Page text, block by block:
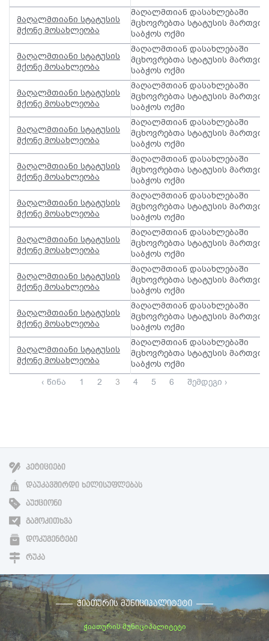
მაღალმთიანი სტატუსის
მქონე მოსახლეობა
მაღალმთიან დასახლებაში
მცხოვრებთა სტატუსის მართვის
საბჭოს ოქმი
მაღალმთიანი სტატუსის
მქონე მოსახლეობა
მაღალმთიან დასახლებაში
მცხოვრებთა სტატუსის მართვის
საბჭოს ოქმი
მაღალმთიანი სტატუსის
მქონე მოსახლეობა
მაღალმთიან დასახლებაში
მცხოვრებთა სტატუსის მართვის
საბჭოს ოქმი
მაღალმთიანი სტატუსის
მქონე მოსახლეობა
მაღალმთიან დასახლებაში
მცხოვრებთა სტატუსის მართვის
საბჭოს ოქმი
მაღალმთიანი სტატუსის
მქონე მოსახლეობა
მაღალმთიან დასახლებაში
მცხოვრებთა სტატუსის მართვის
საბჭოს ოქმი
მაღალმთიანი სტატუსის
მქონე მოსახლეობა
მაღალმთიან დასახლებაში
მცხოვრებთა სტატუსის მართვის
საბჭოს ოქმი
მაღალმთიანი სტატუსის
მქონე მოსახლეობა
მაღალმთიან დასახლებაში
მცხოვრებთა სტატუსის მართვის
საბჭოს ოქმი
მაღალმთიანი სტატუსის
მქონე მოსახლეობა
მაღალმთიან დასახლებაში
მცხოვრებთა სტატუსის მართვის
საბჭოს ოქმი
მაღალმთიანი სტატუსის
მქონე მოსახლეობა
მაღალმთიან დასახლებაში
მცხოვრებთა სტატუსის მართვის
საბჭოს ოქმი
მაღალმთიანი სტატუსის
მქონე მოსახლეობა
მაღალმთიან დასახლებაში
მცხოვრებთა სტატუსის მართვის
საბჭოს ოქმი
‹ წინა
1 2 3 4 5 6 შემდეგი ›
ᲞᲔᲢᲘᲪᲘᲔᲑᲘ
ᲓᲐᲣᲙᲐᲕᲨᲘᲠᲓᲘ ᲮᲔᲚᲘᲡᲣᲤᲚᲔᲑᲐᲡ
ᲐᲣᲥᲪᲘᲝᲜᲘ
ᲒᲐᲛᲝᲙᲘᲗᲮᲕᲐ
ᲓᲝᲙᲣᲛᲔᲜᲢᲔᲑᲘ
ᲠᲣᲙᲐ
ᲭᲘᲐᲗᲣᲠᲘᲡ ᲛᲣᲜᲘᲪᲘᲞᲐᲚᲘᲢᲔᲢᲘ
ჭიათურის მუნიციპალიტეტი